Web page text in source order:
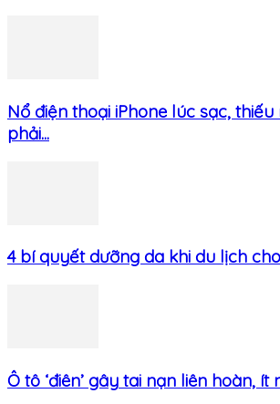
Nổ điện thoại iPhone lúc sạc, thiếu
phải...
4 bí quyết dưỡng da khi du lịch
Ô tô ‘điên’ gây tai nạn liên hoàn, ít